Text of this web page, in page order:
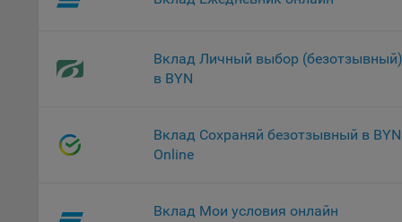
Вклад Личный выбор (безотзывный)
в BYN
Вклад Сохраняй безотзывный в BYN
Online
Вклад Мои условия онлайн